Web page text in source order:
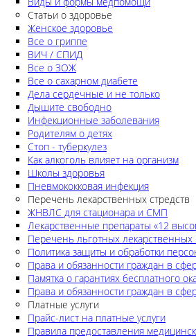
Статьи о здоровье
Женское здоровье
Все о гриппе
ВИЧ / СПИД
Все о ЗОЖ
Все о сахарном диабете
Дела сердечные и не только
Дышите свободно
Инфекционные заболевания
Родителям о детях
Стоп - туберкулез
Как алкоголь влияет на организм
Школы здоровья
Пневмококковая инфекция
Перечень лекарственных стредств
ЖНВЛС для стационара и СМП
Лекарственные препараты «12
Перечень льготных лекарственных
Политика защиты и обработки
Права и обязанности граждан в
Памятка о гарантиях бесплатного
Права и обязанности граждан в
Платные услуги
Прайс-лист на платные услуги
Правила предоставления